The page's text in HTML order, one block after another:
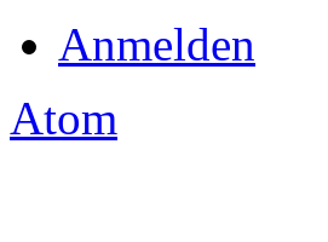
Anmelden
Atom